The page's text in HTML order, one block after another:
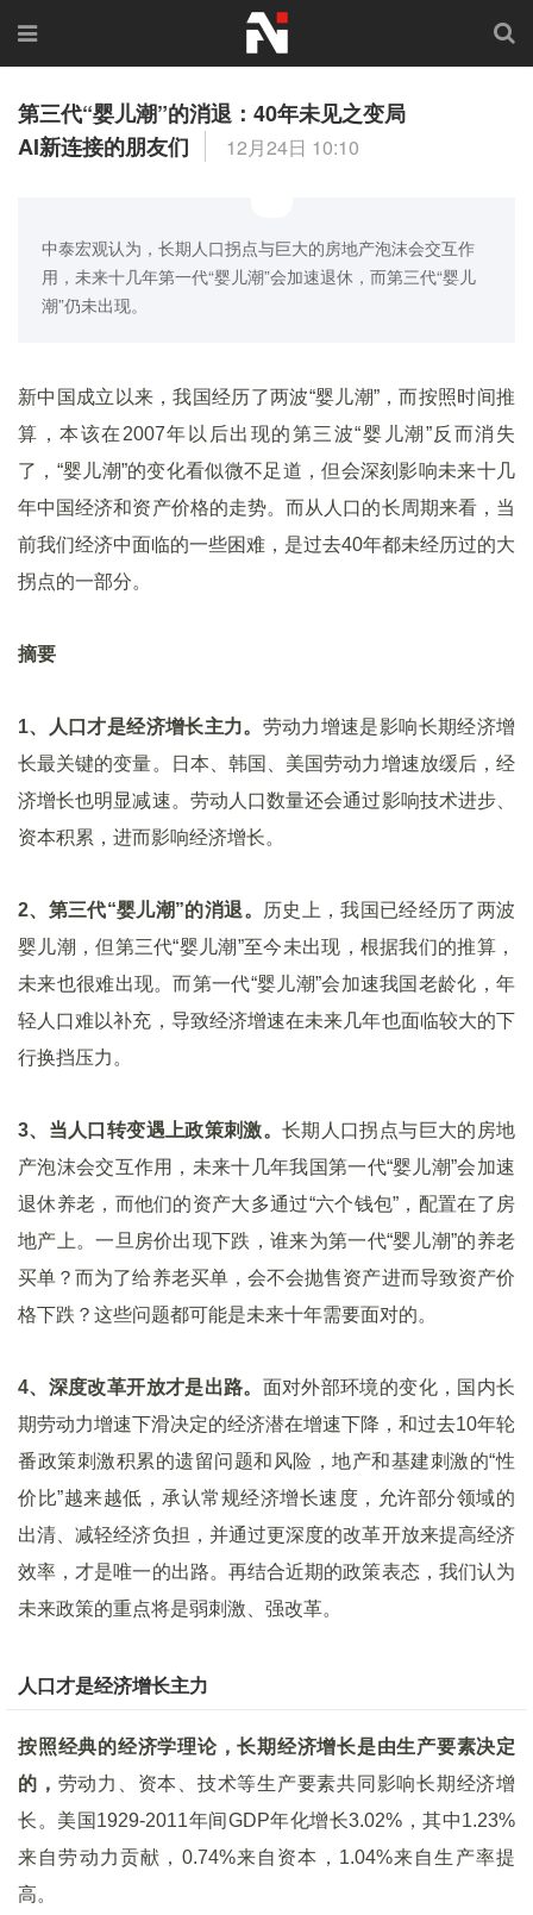
第三代“婴儿潮”的消退：40年未见之变局
AI新连接的朋友们
12月24日 10:10
中泰宏观认为，长期人口拐点与巨大的房地产泡沫会交互作
用，未来十几年第一代“婴儿潮”会加速退休，而第三代“婴儿
潮”仍未出现。
新中国成立以来，我国经历了两波“婴儿潮”，而按照时间推
算，本该在2007年以后出现的第三波“婴儿潮”反而消失
了，“婴儿潮”的变化看似微不足道，但会深刻影响未来十几
年中国经济和资产价格的走势。而从人口的长周期来看，当
前我们经济中面临的一些困难，是过去40年都未经历过的大
拐点的一部分。
摘要
1、人口才是经济增长主力。 劳动力增速是影响长期经济增
长最关键的变量。日本、韩国、美国劳动力增速放缓后，经
济增长也明显减速。劳动人口数量还会通过影响技术进步、
资本积累，进而影响经济增长。
2、第三代“婴儿潮”的消退。
历史上，我国已经经历了两波
婴儿潮，但第三代“婴儿潮”至今未出现，根据我们的推算，
未来也很难出现。而第一代“婴儿潮”会加速我国老龄化，年
轻人口难以补充，导致经济增速在未来几年也面临较大的下
行换挡压力。
3、当人口转变遇上政策刺激。长期人口拐点与巨大的房地
产泡沫会交互作用，未来十几年我国第一代“婴儿潮”会加速
退休养老，而他们的资产大多通过“六个钱包”，配置在了房
地产上。一旦房价出现下跌，谁来为第一代“婴儿潮”的养老
买单？而为了给养老买单，会不会抛售资产进而导致资产价
格下跌？这些问题都可能是未来十年需要面对的。
4、深度改革开放才是出路。 面对外部环境的变化，国内长
期劳动力增速下滑决定的经济潜在增速下降，和过去10年轮
番政策刺激积累的遗留问题和风险，地产和基建刺激的“性
价比”越来越低，承认常规经济增长速度，允许部分领域的
出清、减轻经济负担，并通过更深度的改革开放来提高经济
效率，才是唯一的出路。再结合近期的政策表态，我们认为
未来政策的重点将是弱刺激、强改革。
人口才是经济增长主力
按照经典的经济学理论，长期经济增长是由生产要素决定
的， 劳动力、资本、技术等生产要素共同影响长期经济增
长。美国1929-2011年间GDP年化增长3.02%，其中1.23%
来自劳动力贡献，0.74%来自资本，1.04%来自生产率提
高。